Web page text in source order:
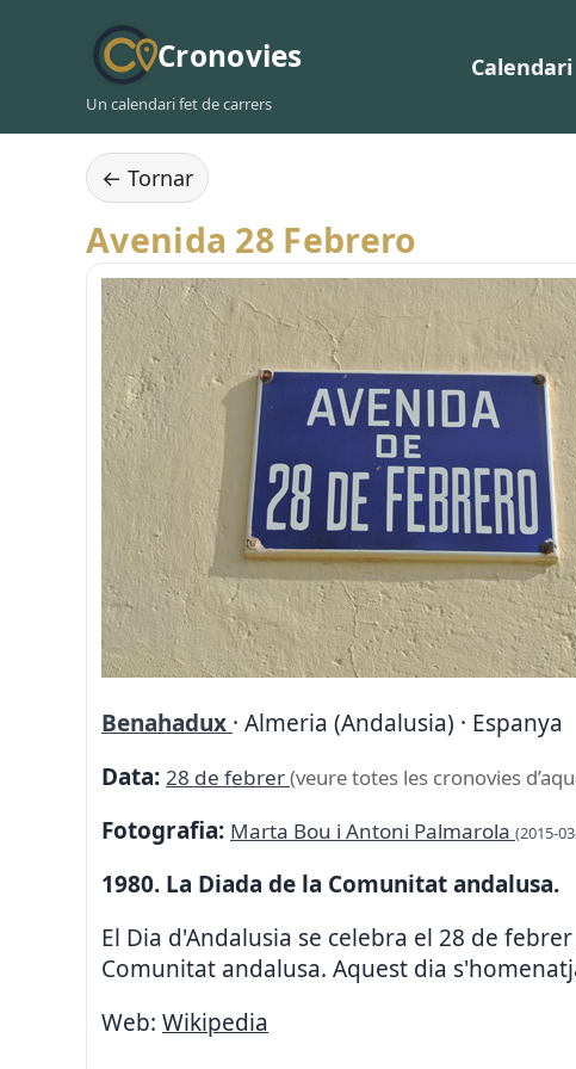
Cronovies
Un calendari fet de carrers
Calendari
← Tornar
Avenida 28 Febrero
Benahadux · Almeria (Andalusia) · Espanya
Data: 28 de febrer(veure totes les cronovies
Fotografia: Marta Bou i Antoni Palmarola (2015-
1980. La Diada de la Comunitat andalusa.
El Dia d'Andalusia se celebra el 28 de
Comunitat andalusa. Aquest dia
Web: Wikipedia